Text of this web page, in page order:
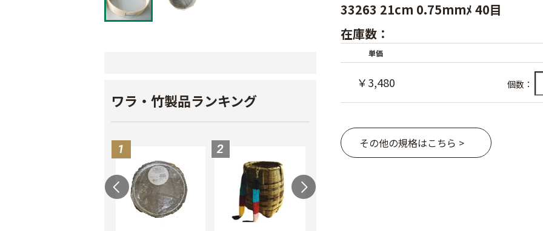
ワラ・竹製品ランキング
33263 21cm 0.75mmﾒ 40目
在庫数：
単価
￥3,480 個数：
その他の規格はこちら >